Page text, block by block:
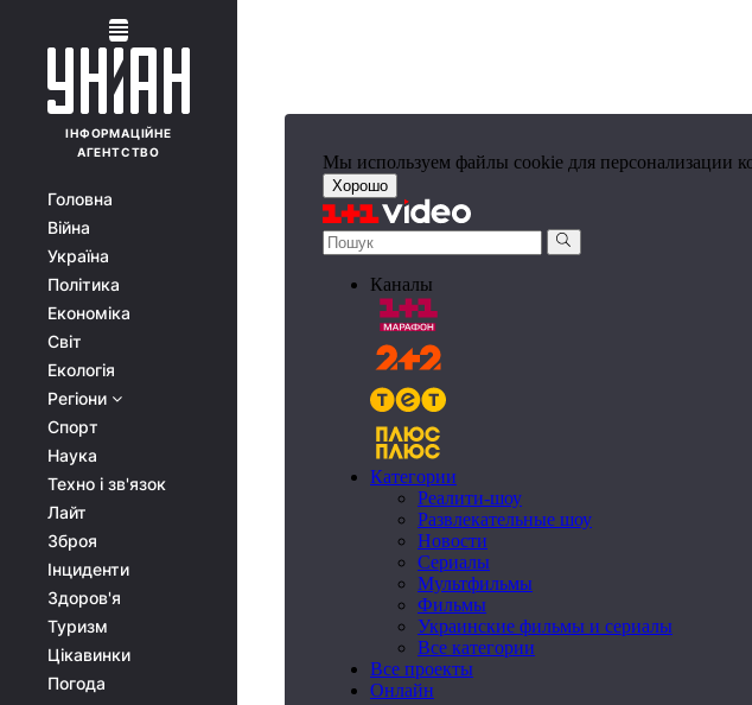
ІНФОРМАЦІЙНЕ
АГЕНТСТВО
Головна
Війна
Україна
Політика
Економіка
Світ
Екологія
Регіони
Спорт
Наука
Техно і зв'язок
Лайт
Зброя
Інциденти
Здоров'я
Туризм
Цікавинки
Погода